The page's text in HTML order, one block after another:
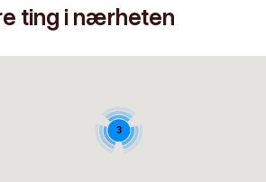
ting i nærheten
3